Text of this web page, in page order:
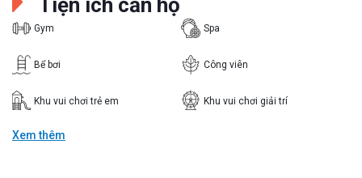
Tiện ích căn hộ
Gym Spa
Bể bơi Công viên
Khu vui chơi trẻ em Khu vui chơi giải trí
Xem thêm